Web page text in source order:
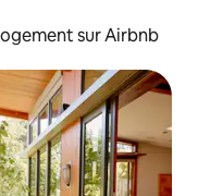
sur Airbnb